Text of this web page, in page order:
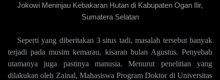
Jokowi Meninjau Kebakaran Hutan di Kabupaten Ogan Ilir,
Sumatera Selatan
Seperti yang diberitakan 3 situs tadi, masalah tersebut banyak
terjadi pada musim kemarau, kisaran bulan Agustus. Penyebab
utamanya juga pastinya manusia. Menurut penelitian yang
dilakukan oleh Zainal, Mahasiswa Program Doktor di Universitas